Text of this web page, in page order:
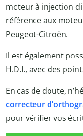
moteur à injection
référence aux
Peugeot-Citroën.
Il est également
H.D.I., avec des
En cas de doute,
correcteur
pour vérifier vos